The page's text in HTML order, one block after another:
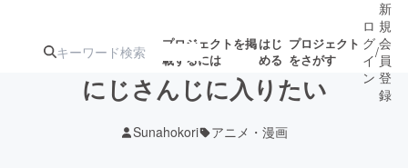
プロジェクトを掲
載するには
はじ
める
プロジェクト
をさがす
ロ
グ
イ
ン
/
新
規
会
員
登
録
にじさんじに入りたい
Sunahokori アニメ・漫画